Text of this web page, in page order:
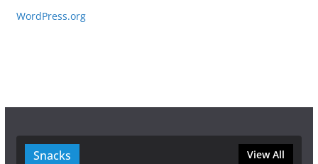
WordPress.org
Snacks View All